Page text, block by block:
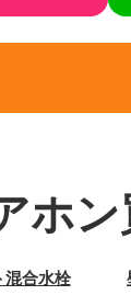
ホン
混合水栓